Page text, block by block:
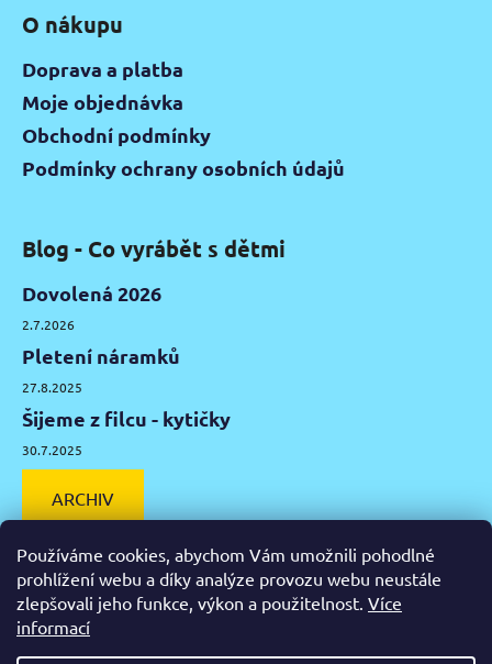
Používáme cookies, abychom Vám umožnili pohodlné
prohlížení webu a díky analýze provozu webu neustále
zlepšovali jeho funkce, výkon a použitelnost. Více
informací
O nákupu
Doprava a platba
Moje objednávka
Obchodní podmínky
Podmínky ochrany osobních údajů
Blog - Co vyrábět s dětmi
Dovolená 2026
2.7.2026
Pletení náramků
27.8.2025
Šijeme z filcu - kytičky
30.7.2025
ARCHIV
Facebook